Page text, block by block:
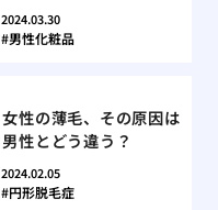
2024.03.30
男性化粧品
女性の薄毛、その原因は
男性とどう違う？
2024.02.05
円形脱毛症